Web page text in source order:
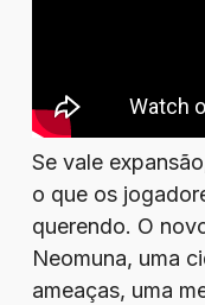
Se vale
o que os
querendo. O
Neomuna, uma
ameaças, uma